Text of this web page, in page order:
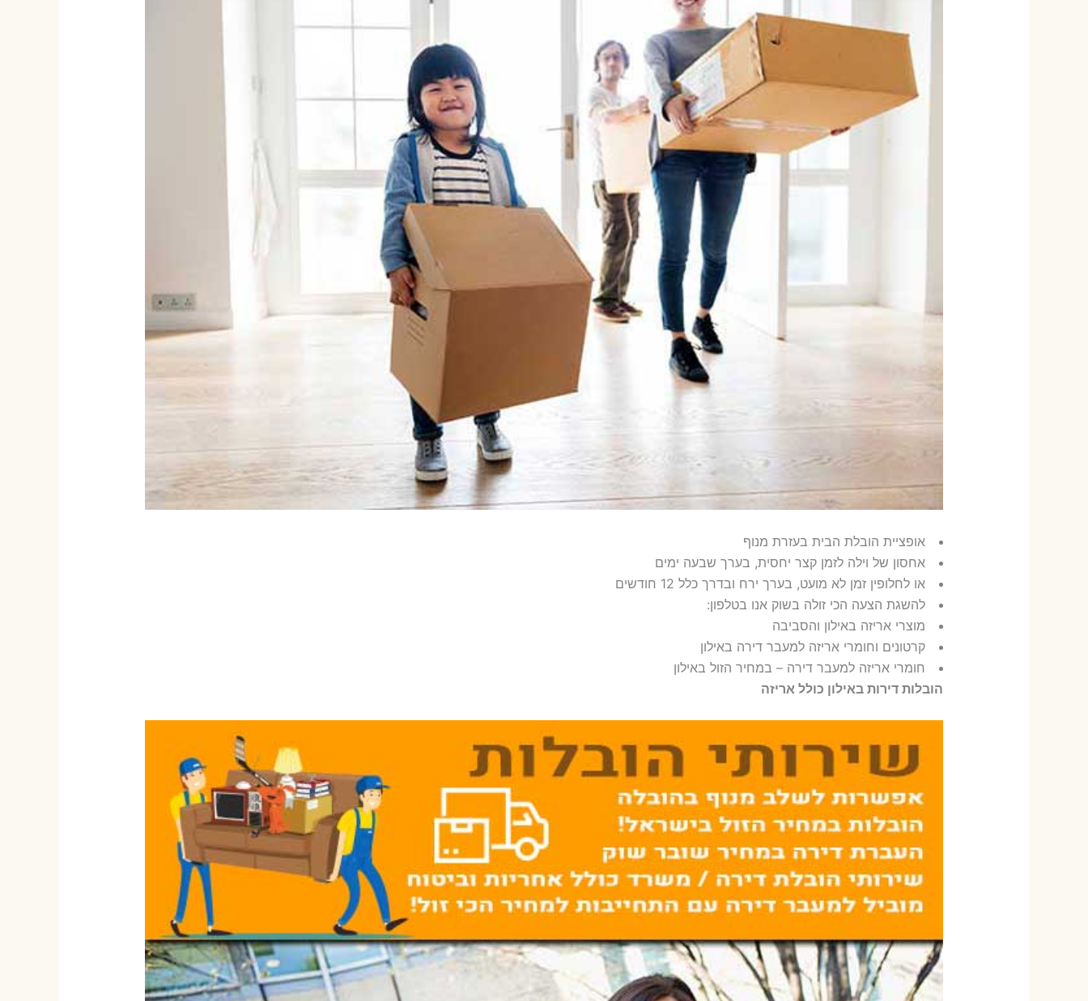
אופציית הובלת הבית בעזרת מנוף
אחסון של וילה לזמן קצר יחסית, בערך שבעה ימים
או לחלופין זמן לא מועט, בערך ירח ובדרך כלל 12 חודשים
להשגת הצעה הכי זולה בשוק אנו בטלפון:
מוצרי אריזה באילון והסביבה
קרטונים וחומרי אריזה למעבר דירה באילון
חומרי אריזה למעבר דירה – במחיר הזול באילון
הובלות דירות באילון כולל אריזה